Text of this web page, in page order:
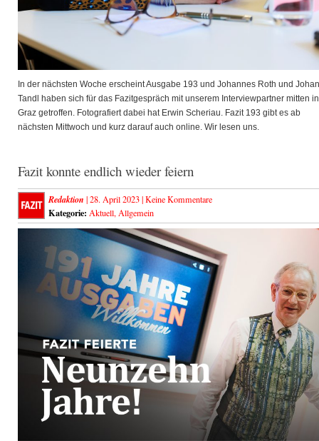
In der nächsten Woche erscheint Ausgabe 193 und Johannes Roth und
Tandl haben sich für das Fazitgespräch mit unserem Interviewpartner mitten in
Graz getroffen. Fotografiert dabei hat Erwin Scheriau. Fazit 193 gibt es ab
nächsten Mittwoch und kurz darauf auch online. Wir lesen uns.
Fazit konnte endlich wieder feiern
Redaktion | 28. April 2023 |Keine Kommentare
Kategorie: Aktuell, Allgemein